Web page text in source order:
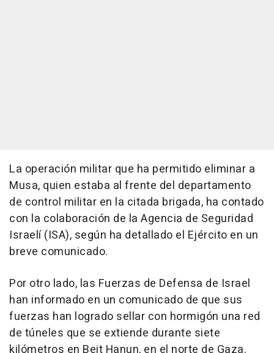
La operación militar que ha permitido eliminar a
Musa, quien estaba al frente del departamento
de control militar en la citada brigada, ha contado
con la colaboración de la Agencia de Seguridad
Israelí (ISA), según ha detallado el Ejército en un
breve comunicado.
Por otro lado, las Fuerzas de Defensa de Israel
han informado en un comunicado de que sus
fuerzas han logrado sellar con hormigón una red
de túneles que se extiende durante siete